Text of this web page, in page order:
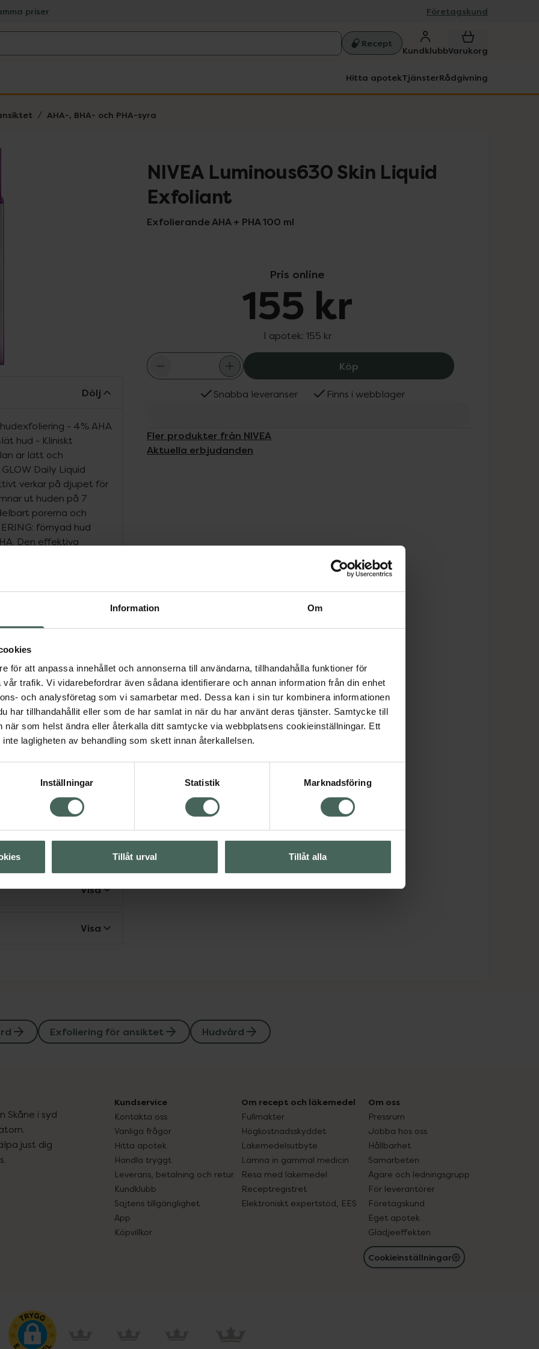
Information Om
för att anpassa innehållet och annonserna till användarna, tillhandahålla funktioner för
trafik. Vi vidarebefordrar även sådana identifierare och annan information från din enhet
och analysföretag som vi samarbetar med. Dessa kan i sin tur kombinera informationen
har tillhandahållit eller som de har samlat in när du har använt deras tjänster. Samtycke till
när som helst ändra eller återkalla ditt samtycke via webbplatsens cookieinställningar. Ett
lagligheten av behandling som skett innan återkallelsen.
Inställningar Statistik Marknadsföring
Tillåt urval Tillåt alla
priser Företagskund
Recept
KundklubbVarukorg
Hitta apotekTjänsterRådgivning
AHA-, BHA- och PHA-syra
NIVEA Luminous630 Skin Liquid
Exfoliant
Exfolierande AHA + PHA 100 ml
Pris online
155 kr
I apotek: 155 kr
Köp NIVEA Luminous630 Skin Liquid
Snabba leveranser Finns i webblager
Fler produkter från NIVEA
Aktuella erbjudanden
Dölj
- 4% AHA
hud - Kliniskt
är lätt och
Daily Liquid
verkar på djupet för
ut huden på 7
porerna och
förnyad hud
Den effektiva
Omedelbart
och jämn hud..
Lämplig för alla
om dagen med
Skölj inte av.
Använd inte
uppstår;
kontakt med
som kan öka
för solbränna.
medan du
för ansiktet
Visa
Visa
Exfoliering för ansiktet Hudvård
Skåne i syd
just dig
Kundservice
Kontakta oss
Vanliga frågor
Hitta apotek
Handla tryggt
Leverans, betalning och retur
Kundklubb
Sajtens tillgänglighet
App
Köpvillkor
Om recept och läkemedel
Fullmakter
Högkostnadsskyddet
Läkemedelsutbyte
Lämna in gammal medicin
Resa med läkemedel
Receptregistret
Elektroniskt expertstöd, EES
Om oss
Pressrum
Jobba hos oss
Hållbarhet
Samarbeten
Ägare och ledningsgrupp
För leverantörer
Företagskund
Eget apotek
Glädjeeffekten
Cookieinställningar